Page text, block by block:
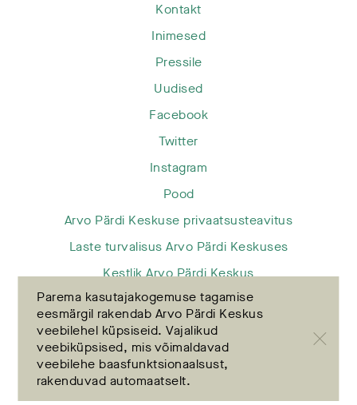
Kontakt
Inimesed
Pressile
Uudised
Facebook
Twitter
Instagram
Pood
Arvo Pärdi Keskuse privaatsusteavitus
Laste turvalisus Arvo Pärdi Keskuses
Kestlik Arvo Pärdi Keskus
Parema kasutajakogemuse tagamise
eesmärgil rakendab Arvo Pärdi Keskus
veebilehel küpsiseid. Vajalikud
veebiküpsised, mis võimaldavad
veebilehe baasfunktsionaalsust,
rakenduvad automaatselt.